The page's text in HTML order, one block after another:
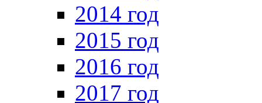
2014 год
2015 год
2016 год
2017 год